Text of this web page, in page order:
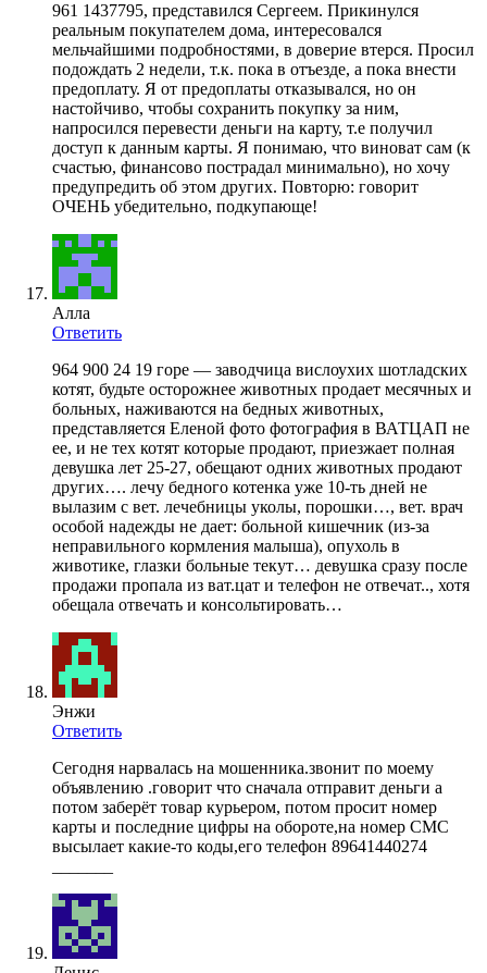
961 1437795, представился Сергеем. Прикинулся
реальным покупателем дома, интересовался
мельчайшими подробностями, в доверие втерся. Просил
подождать 2 недели, т.к. пока в отъезде, а пока внести
предоплату. Я от предоплаты отказывался, но он
настойчиво, чтобы сохранить покупку за ним,
напросился перевести деньги на карту, т.е получил
доступ к данным карты. Я понимаю, что виноват сам (к
счастью, финансово пострадал минимально), но хочу
предупредить об этом других. Повторю: говорит
ОЧЕНЬ убедительно, подкупающе!
Алла
Ответить
964 900 24 19 горе — заводчица вислоухих шотладских
котят, будьте осторожнее животных продает месячных и
больных, наживаются на бедных животных,
представляется Еленой фото фотография в ВАТЦАП не
ее, и не тех котят которые продают, приезжает полная
девушка лет 25-27, обещают одних животных продают
других…. лечу бедного котенка уже 10-ть дней не
вылазим с вет. лечебницы уколы, порошки…, вет. врач
особой надежды не дает: больной кишечник (из-за
неправильного кормления малыша), опухоль в
животике, глазки больные текут… девушка сразу после
продажи пропала из ват.цат и телефон не отвечат.., хотя
обещала отвечать и консольтировать…
Энжи
Ответить
Сегодня нарвалась на мошенника.звонит по моему
объявлению .говорит что сначала отправит деньги а
потом заберёт товар курьером, потом просит номер
карты и последние цифры на обороте,на номер СМС
высылает какие-то коды,его телефон 89641440274